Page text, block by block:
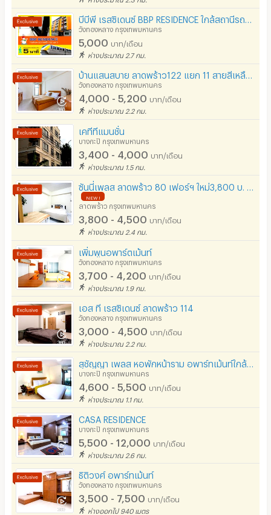
โทร. 02-718-8200-2 , 02-184-4640
541 ถนนรามคำแหง39 (เทพลีลาแยก19) แขวงพลับพลา เขต
วังทองหลาง กทม. 10310
รปภ.
ร้านขายอาหาร
ร้านค้า สะดวกซื้อ
ร้านซัก-รีด / มีบริการเครื่องซักผ้า
สถานี charge รถไฟฟ้า
วังทองหลาง กรุงเทพมหานคร
5,000 บาท/เดือน
ห่างประมาณ 2.7 กม.
วังทองหลาง กรุงเทพมหานคร
4,000 - 5,200 บาท/เดือน
ห่างประมาณ 2.2 กม.
เคทีทีแมนชั่น
บางกะปิ กรุงเทพมหานคร
3,400 - 4,000 บาท/เดือน
ห่างประมาณ 1.5 กม.
NEW !
ลาดพร้าว กรุงเทพมหานคร
3,800 - 4,500 บาท/เดือน
ห่างประมาณ 2.4 กม.
เพิ่มพูน​อพาร์ตเม้นท์​
วังทองหลาง กรุงเทพมหานคร
3,700 - 4,200 บาท/เดือน
ห่างประมาณ 1.9 กม.
เอส ที เรสซิเดนซ์ ลาดพร้าว 114
วังทองหลาง กรุงเทพมหานคร
3,000 - 4,500 บาท/เดือน
ห่างประมาณ 2.2 กม.
บางกะปิ กรุงเทพมหานคร
4,600 - 5,500 บาท/เดือน
ห่างประมาณ 1.1 กม.
CASA RESIDENCE
บางกะปิ กรุงเทพมหานคร
5,500 - 12,000 บาท/เดือน
ห่างประมาณ 2.6 กม.
ธิติวงศ์ อพาร์ทเม้นท์
วังทองหลาง กรุงเทพมหานคร
3,500 - 7,500 บาท/เดือน
ห่างออกไป 940 เมตร